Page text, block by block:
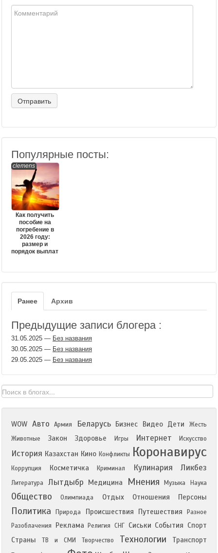
Популярные посты:
clemens
Как получить
пособие на
погребение в
2026 году:
размер и
порядок выплат
Ранее Архив
Предыдущие записи блогера :
31.05.2025 — Без названия
30.05.2025 — Без названия
29.05.2025 — Без названия
WOW Авто Армия Беларусь Бизнес Видео Дети
Жесть
Животные
Закон Здоровье Игры Интернет Искусство
История Казахстан Кино Конфликты Коронавирус
Коррупция Косметичка Криминал Кулинария Ликбез
Литература Лытдыбр Медицина Мнения Музыка Наука
Общество Олимпиада Отдых Отношения Персоны
Политика Природа Происшествия Путешествия
Разное
Разоблачения
Реклама Религия СНГ Сиськи События Спорт
Страны
ТВ и СМИ Творчество Технологии Транспорт